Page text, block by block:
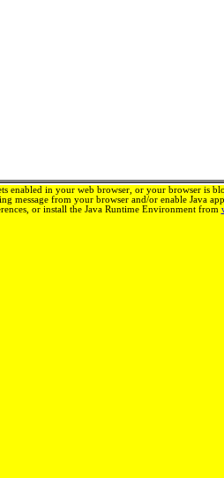
enabled in your web browser, or your browser is
message from your browser and/or enable Java
or install the Java Runtime Environment from